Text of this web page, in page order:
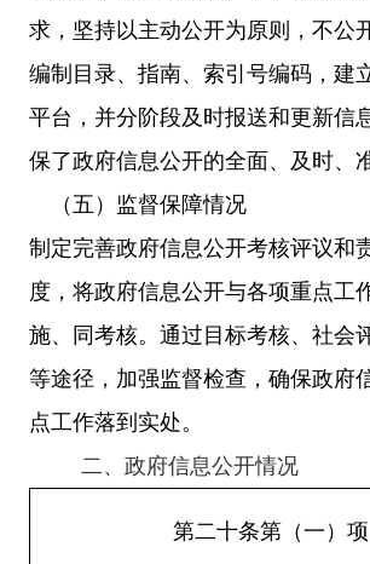
求，坚持以主动公开为原则，不公
编制目录、指南、索引号编码，建
平台，并分阶段及时报送和更新信
保了政府信息公开的全面、及时、
（五）监督保障情况
制定完善政府信息公开考核评议和
度，将政府信息公开与各项重点工
施、同考核。通过目标考核、社会
等途径，加强监督检查，确保政府
点工作落到实处。
二、 政府信息公开情况
第二十条第（一）项